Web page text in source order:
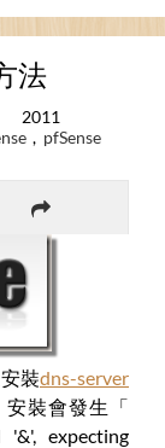
法
, pfSense
裝dns-server
安裝會發生「
'&', expecting